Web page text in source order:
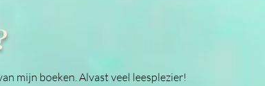
mijn boeken. Alvast veel leesplezier!